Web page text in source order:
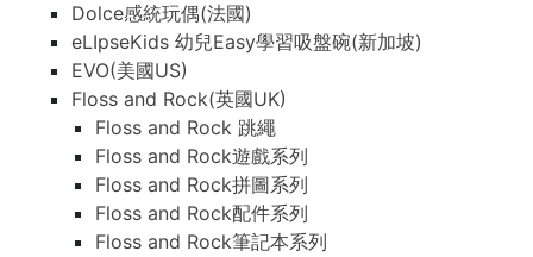
Dolce感統玩偶(法國)
eLIpseKids 幼兒Easy學習吸盤碗(新加坡)
EVO(美國US)
Floss and Rock(英國UK)
Floss and Rock 跳繩
Floss and Rock遊戲系列
Floss and Rock拼圖系列
Floss and Rock配件系列
Floss and Rock筆記本系列